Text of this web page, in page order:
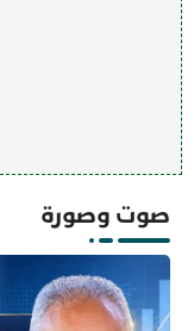
صوت وصورة